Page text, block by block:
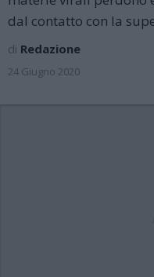
dal contatto con la
di Redazione
24 Giugno 2020